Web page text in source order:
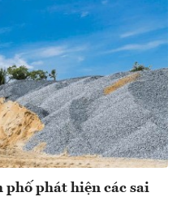
phát hiện các sai